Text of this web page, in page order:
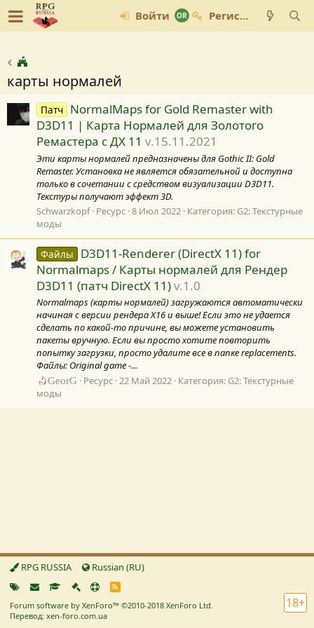
Войти Регистрация
карты нормалей
Патч NormalMaps for Gold Remaster with
D3D11 | Карта Нормалей для Золотого
Ремастера с ДХ 11 v.15.11.2021
Эти карты нормалей предназначены для Gothic II: Gold
Remaster. Установка не является обязательной и доступна
только в сочетании с средством визуализации D3D11.
Текстуры получают эффект 3D.
Schwarzkopf Ресурс 8 Июл 2022 Категория: G2: Текстурные
моды
Файлы
D3D11-Renderer (DirectX 11) for
Normalmaps / Карты нормалей для Рендер
D3D11 (патч DirectX 11)v.1.0
Normalmaps (карты нормалей) загружаются автоматически
начиная с версии рендера X16 и выше! Если это не удается
сделать по какой-то причине, вы можете установить
пакеты вручную. Если вы просто хотите повторить
попытку загрузки, просто удалите все в папке replacements.
Файлы: Original game -...
GeorG Ресурс 22 Май 2022 Категория: G2: Текстурные
моды
RPG RUSSIA Russian (RU)
R
S
18+
Forum software by XenForo™ ©2010-2018 XenForo Ltd.
Перевод: xen-foro.com.ua